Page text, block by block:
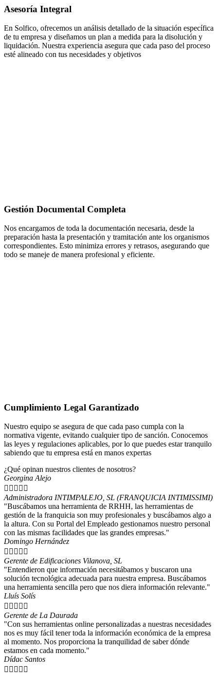
Asesoría Integral
En Solfico, ofrecemos un análisis detallado de la situación específica
de tu empresa y diseñamos un plan a medida para la disolución y
liquidación. Nuestra experiencia asegura que cada paso del proceso
esté alineado con tus necesidades y objetivos
Gestión Documental Completa
Nos encargamos de toda la documentación necesaria, desde la
preparación hasta la presentación y tramitación ante los organismos
correspondientes. Esto minimiza errores y retrasos, asegurando que
todo se maneje de manera profesional y eficiente.
Cumplimiento Legal Garantizado
Nuestro equipo se asegura de que cada paso cumpla con la
normativa vigente, evitando cualquier tipo de sanción. Conocemos
las leyes y regulaciones aplicables, por lo que puedes estar tranquilo
sabiendo que tu empresa está en manos expertas
¿Qué opinan nuestros clientes de nosotros?
Georgina Alejo
    
Administradora INTIMPALEJO, SL (FRANQUICIA INTIMISSIMI)
"Buscábamos una herramienta de RRHH, las herramientas de
gestión de la franquicia son muy profesionales y buscábamos algo a
la altura. Con su Portal del Empleado gestionamos nuestro personal
con las mismas facilidades que las grandes empresas."
Domingo Hernández
    
Gerente de Edificaciones Vilanova, SL
"Entendieron que información necesitábamos y buscaron una
solución tecnológica adecuada para nuestra empresa. Buscábamos
una herramienta sencilla pero que nos diera información relevante."
Lluís Solís
    
Gerente de La Daurada
"Con sus herramientas online personalizadas a nuestras necesidades
nos es muy fácil tener toda la información económica de la empresa
al momento. Nos proporciona la tranquilidad de saber dónde
estamos en cada momento."
Dídac Santos
    